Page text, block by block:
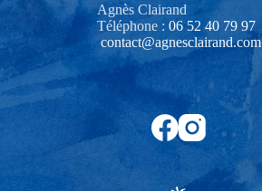
Agnès Clairand
Téléphone : 06 52 40 79 97‬
contact@agnesclairand.com